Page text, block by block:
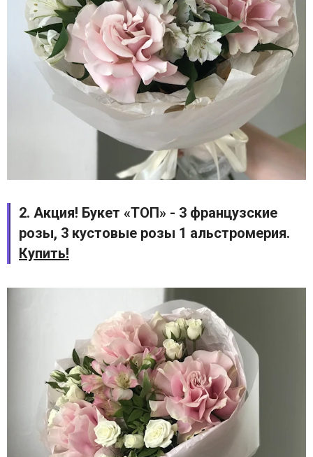
2. Акция! Букет «ТОП» - 3 французские
розы, 3 кустовые розы 1 альстромерия.
Купить!